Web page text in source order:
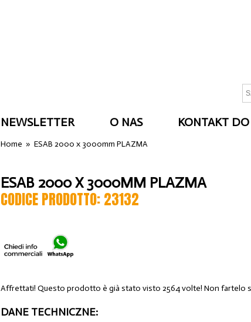
NEWSLETTER O NAS KONTAKT
Home »ESAB 2000 x 3000mm PLAZMA
ESAB 2000 X 3000MM PLAZMA
CODICE PRODOTTO: 23132
Affrettati! Questo prodotto è già stato visto 2564 volte! Non fartelo
DANE TECHNICZNE: